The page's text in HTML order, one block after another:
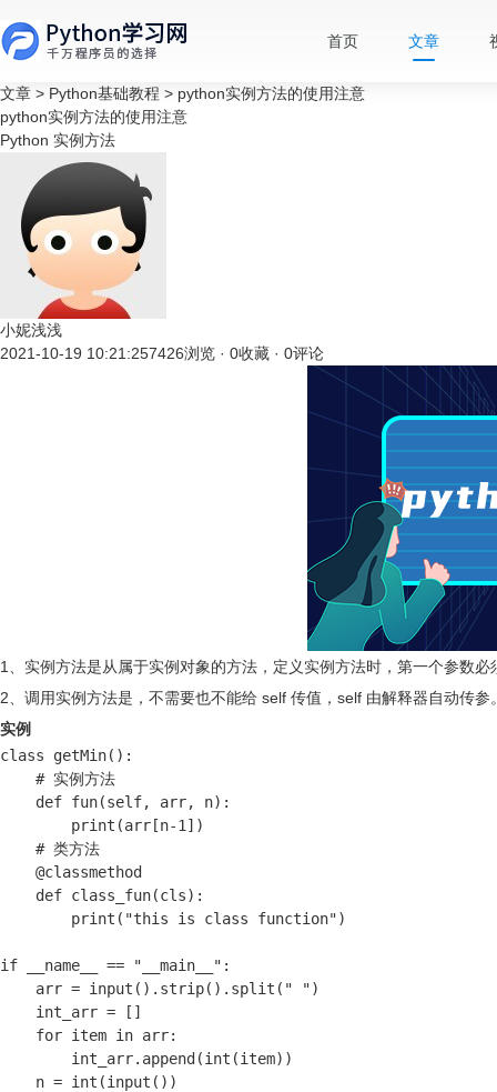
首页 文章
文章 > Python基础教程 > python实例方法的使用注意
python实例方法的使用注意
Python 实例方法
小妮浅浅
2021-10-19 10:21:257426浏览 · 0收藏 · 0评论
1、实例方法是从属于实例对象的方法，定义实例方法时，第一个参数
2、调用实例方法是，不需要也不能给 self 传值，self 由解释器自动传参
实例
class getMin():
# 实例方法
def fun(self, arr, n):
print(arr[n-1])
# 类方法
@classmethod
def class_fun(cls):
print("this is class function")
if __name__ == "__main__":
arr = input().strip().split(" ")
int_arr = []
for item in arr:
int_arr.append(int(item))
n = int(input())